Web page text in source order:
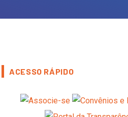
ACESSO RÁPIDO